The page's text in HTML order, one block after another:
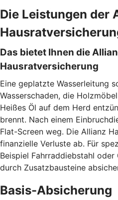
Die Leistungen der
Das bietet Ihnen die
Hausratversicherung
Eine geplatzte Wasserleitung
Wasserschaden, die
Heißes Öl auf dem Herd
brennt. Nach einem
Flat-Screen weg. Die Allianz
finanzielle Verluste ab. Für
Beispiel Fahrraddiebstahl
durch Zusatzbausteine
Basis-Absicherung